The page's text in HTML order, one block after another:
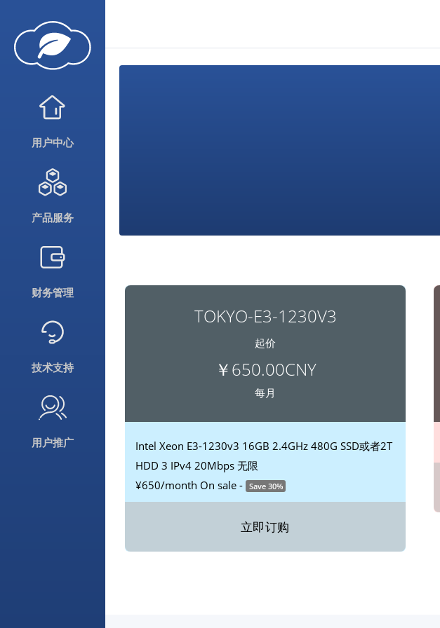
用户中心
产品服务
财务管理
技术支持
用户推广
TOKYO-E3-1230V3
起价
￥650.00CNY
每月
Intel Xeon E3-1230v3 16GB 2.4GHz 480G SSD或者2T
HDD 3 IPv4 20Mbps 无限
¥650/month On sale - Save 30%
立即订购